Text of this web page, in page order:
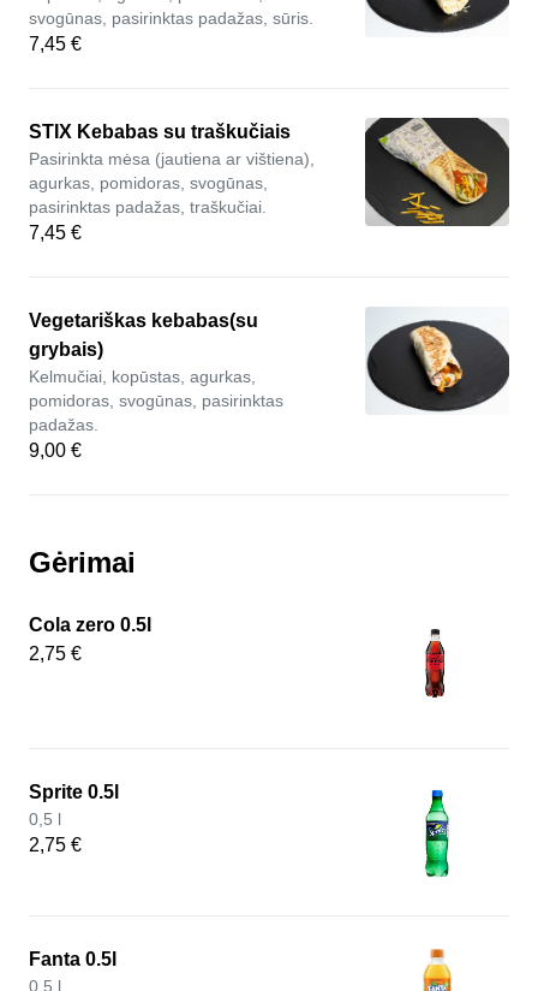
svogūnas, pasirinktas padažas, sūris.
7,45 €
STIX Kebabas su traškučiais
Pasirinkta mėsa (jautiena ar vištiena),
agurkas, pomidoras, svogūnas,
pasirinktas padažas, traškučiai.
7,45 €
Vegetariškas kebabas(su
grybais)
Kelmučiai, kopūstas, agurkas,
pomidoras, svogūnas, pasirinktas
padažas.
9,00 €
Gėrimai
Cola zero 0.5l
2,75 €
Sprite 0.5l
0,5 l
2,75 €
Fanta 0.5l
0,5 l